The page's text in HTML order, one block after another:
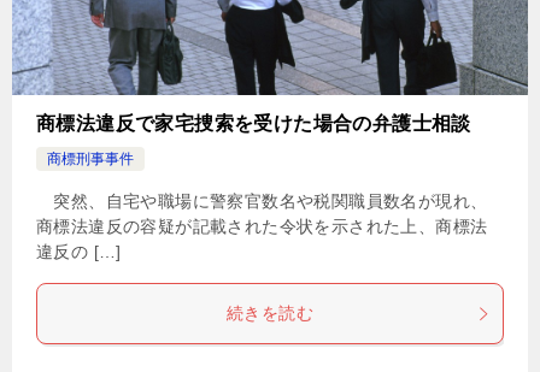
商標法違反で家宅捜索を受けた場合の弁護士相談
商標刑事事件
突然、自宅や職場に警察官数名や税関職員数名が現れ、
商標法違反の容疑が記載された令状を示された上、商標法
違反の […]
続きを読む